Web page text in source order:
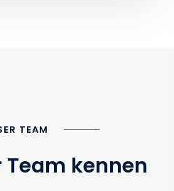
TEAM
Team kennen